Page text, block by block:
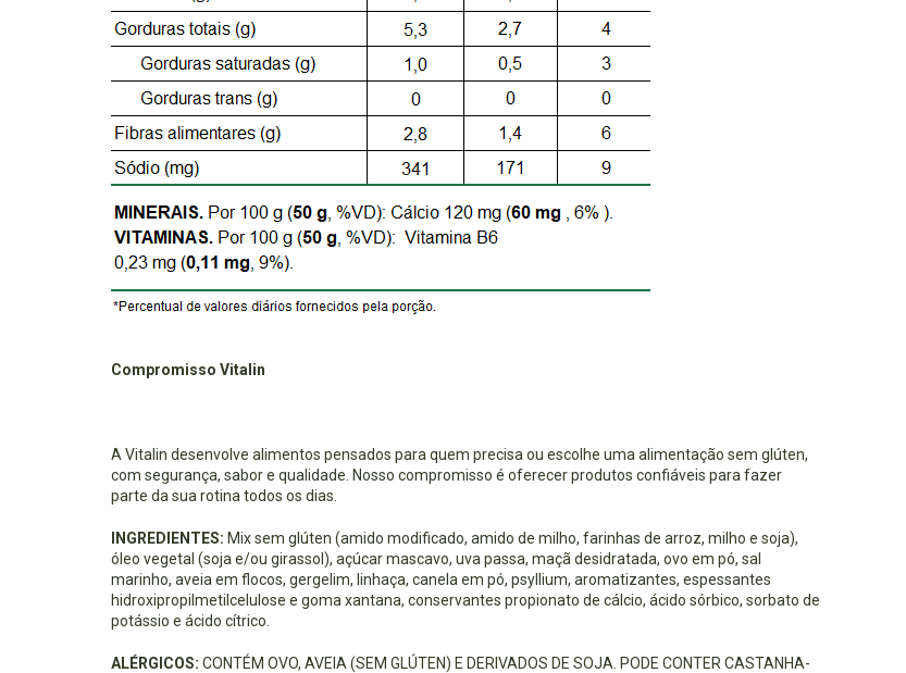
Compromisso Vitalin
A Vitalin desenvolve alimentos pensados para quem precisa ou escolhe uma alimentação sem glúten,
com segurança, sabor e qualidade. Nosso compromisso é oferecer produtos confiáveis para fazer
parte da sua rotina todos os dias.
INGREDIENTES: Mix sem glúten (amido modificado, amido de milho, farinhas de arroz, milho e soja),
óleo vegetal (soja e/ou girassol), açúcar mascavo, uva passa, maçã desidratada, ovo em pó, sal
marinho, aveia em flocos, gergelim, linhaça, canela em pó, psyllium, aromatizantes, espessantes
hidroxipropilmetilcelulose e goma xantana, conservantes propionato de cálcio, ácido sórbico, sorbato de
potássio e ácido cítrico.
ALÉRGICOS: CONTÉM OVO, AVEIA (SEM GLÚTEN) E DERIVADOS DE SOJA. PODE CONTER CASTANHA-